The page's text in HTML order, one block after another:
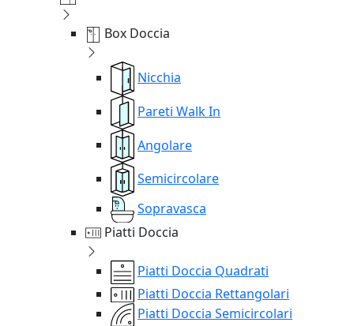
Box Doccia
Nicchia
Pareti Walk In
Angolare
Semicircolare
Sopravasca
Piatti Doccia
Piatti Doccia Quadrati
Piatti Doccia Rettangolari
Piatti Doccia Semicircolari